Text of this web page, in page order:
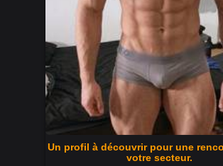
Un profil à découvrir pour une
votre secteur.